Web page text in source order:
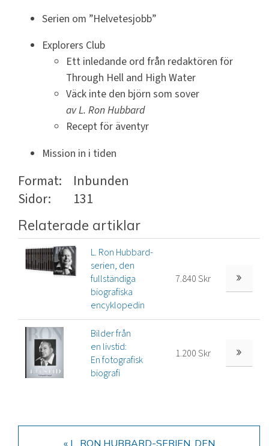
Serien om ”Helvetesjobb”
Explorers Club
Ett inledande ord från redaktören för
Through Hell and High Water
Väck inte den björn som sover
av L. Ron Hubbard
Recept för äventyr
Mission in i tiden
Format:
Inbunden
Sidor:
131
Relaterade artiklar
L. Ron Hubbard-
serien, den
fullständiga
biografiska
encyklopedin
7.840 Skr
Bilder från
en livstid:
En fotografisk
biografi
1.200 Skr
« L. RON HUBBARD-SERIEN, DEN